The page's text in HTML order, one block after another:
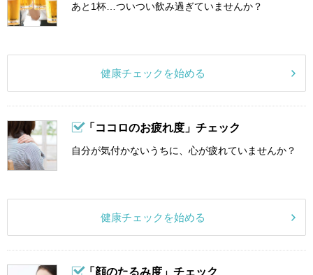
あと1杯…ついつい飲み過ぎていませんか？
健康チェックを始める
「ココロのお疲れ度」チェック
自分が気付かないうちに、心が疲れていませんか？
健康チェックを始める
「顔のたるみ度」チェック